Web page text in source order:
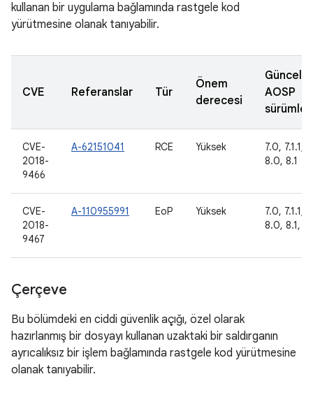
kullanan bir uygulama bağlamında rastgele kod
yürütmesine olanak tanıyabilir.
CVE Referanslar Tür
Önem
derecesi
AOSP
sürümleri
CVE-
2018-
9466
A-62151041 RCE Yüksek
7.0, 7.1.1,
8.0, 8.1
CVE-
2018-
9467
A-110955991 EoP Yüksek
7.0, 7.1.1,
8.0, 8.1, 9
Çerçeve
Bu bölümdeki en ciddi güvenlik açığı, özel olarak
hazırlanmış bir dosyayı kullanan uzaktaki bir saldırganın
ayrıcalıksız bir işlem bağlamında rastgele kod yürütmesine
olanak tanıyabilir.